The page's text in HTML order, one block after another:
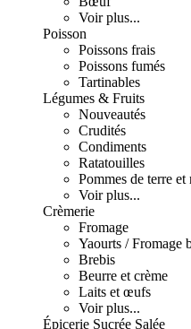
Voir plus...
Poisson
Poissons frais
Poissons fumés
Tartinables
Légumes & Fruits
Nouveautés
Crudités
Condiments
Ratatouilles
Pommes de terre et
Voir plus...
Crèmerie
Fromage
Yaourts / Fromage
Brebis
Beurre et crème
Laits et œufs
Voir plus...
Épicerie Sucrée Salée